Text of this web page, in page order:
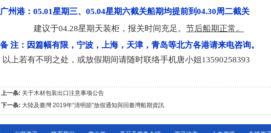
广州港： 05.01星期三、 05.04星期六截关船期均提前到 04.30周二截关
建议于04.28星期天装柜，报关时间充足。 节后船期正常。
备 注：因篇幅有限，宁波，上海，天津，青岛等北方各港请来电咨询。
以上若有不明之处，或放假期间请随时联络手机唐小姐13590258393
上一条: 关于木材包装出口注意事项公告
下一条: 大陸及臺灣 2019年“清明節”放假通知與回臺灣船期資訊